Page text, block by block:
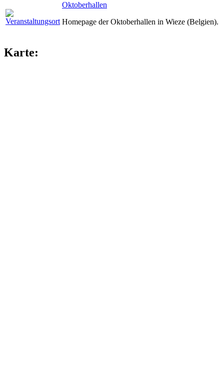
Oktoberhallen
Homepage der Oktoberhallen in Wieze (Belgien).
Karte: